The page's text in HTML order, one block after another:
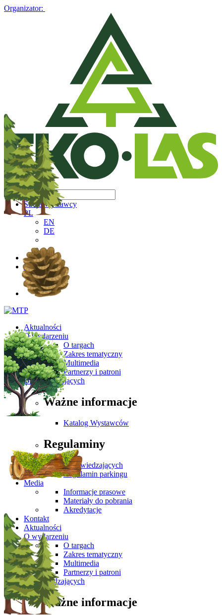
Organizator:
Strefa Wystawcy
PL
EN
DE
PL
EN
DE
Aktualności
O wydarzeniu
O targach
Zakres tematyczny
Multimedia
Partnerzy i patroni
Dla Zwiedzających
Ważne informacje
Katalog Wystawców
Regulaminy
Dla zwiedzających
Regulamin parkingu
Media
Informacje prasowe
Materiały do pobrania
Akredytacje
Kontakt
Aktualności
O wydarzeniu
O targach
Zakres tematyczny
Multimedia
Partnerzy i patroni
Dla Zwiedzających
Ważne informacje